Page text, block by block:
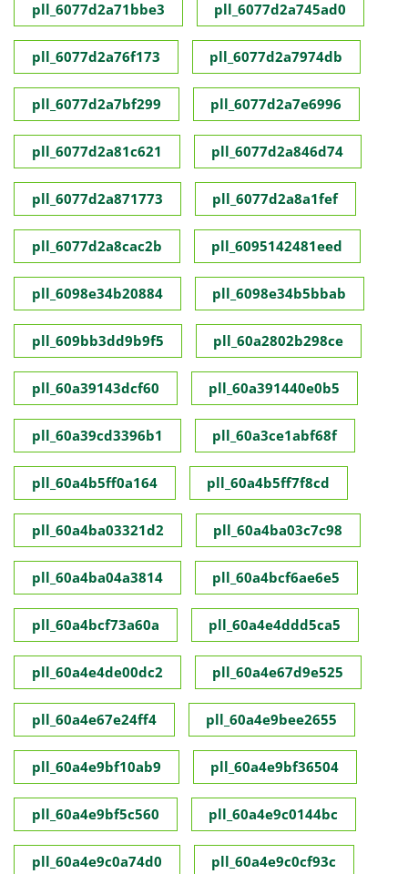
pll_6077d2a71bbe3 pll_6077d2a745ad0
pll_6077d2a76f173 pll_6077d2a7974db
pll_6077d2a7bf299 pll_6077d2a7e6996
pll_6077d2a81c621 pll_6077d2a846d74
pll_6077d2a871773 pll_6077d2a8a1fef
pll_6077d2a8cac2b pll_6095142481eed
pll_6098e34b20884 pll_6098e34b5bbab
pll_609bb3dd9b9f5 pll_60a2802b298ce
pll_60a39143dcf60 pll_60a391440e0b5
pll_60a39cd3396b1 pll_60a3ce1abf68f
pll_60a4b5ff0a164 pll_60a4b5ff7f8cd
pll_60a4ba03321d2 pll_60a4ba03c7c98
pll_60a4ba04a3814 pll_60a4bcf6ae6e5
pll_60a4bcf73a60a pll_60a4e4ddd5ca5
pll_60a4e4de00dc2 pll_60a4e67d9e525
pll_60a4e67e24ff4 pll_60a4e9bee2655
pll_60a4e9bf10ab9 pll_60a4e9bf36504
pll_60a4e9bf5c560 pll_60a4e9c0144bc
pll_60a4e9c0a74d0 pll_60a4e9c0cf93c